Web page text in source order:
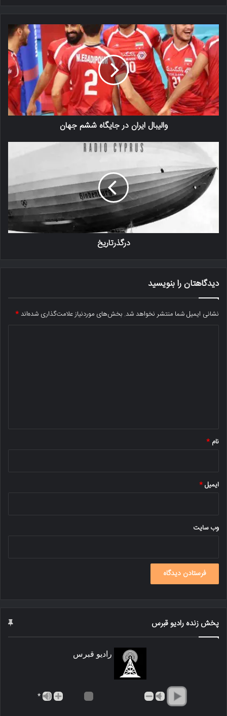
والیبال ایران در جایگاه ششم جهان
درگذرتاریخ
دیدگاهتان را بنویسید
نشانی ایمیل شما منتشر نخواهد شد. بخش‌های موردنیاز علامت‌گذاری شده‌اند*
نام *
ایمیل*
وب‌ سایت
پخش زنده رادیو قبرس
رادیو قبرس
*